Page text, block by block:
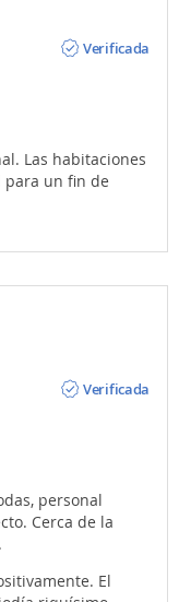
Verificada
Las habitaciones
para un fin de
Verificada
personal
Cerca de la
El